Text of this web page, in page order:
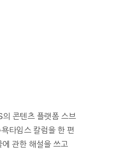
콘텐츠 플랫폼 스브
타임스 칼럼을 한 편
관한 해설을 쓰고